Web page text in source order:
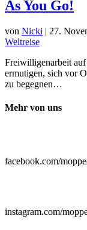
As You Go!
von Nicki | 27.
Weltreise
Freiwilligenarbeit
ermutigen, sich vor
zu begegnen…
Mehr von uns
facebook.com/
instagram.com/